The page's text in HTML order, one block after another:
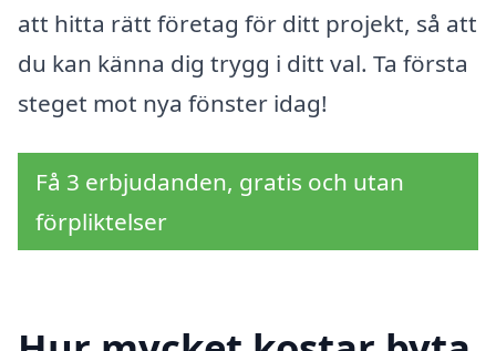
att hitta rätt företag för ditt projekt, så att
du kan känna dig trygg i ditt val. Ta första
steget mot nya fönster idag!
Få 3 erbjudanden, gratis och utan
förpliktelser